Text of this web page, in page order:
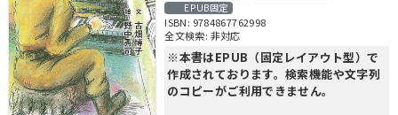
EPUB固定
ISBN: 9784867762998
全文検索: 非対応
※本書はEPUB（固定レイアウト型）で
作成されております。検索機能や文字列
のコピーがご利用できません。